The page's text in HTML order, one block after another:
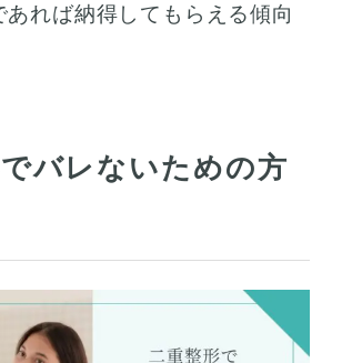
あれば納得してもらえる傾向
バレないための方